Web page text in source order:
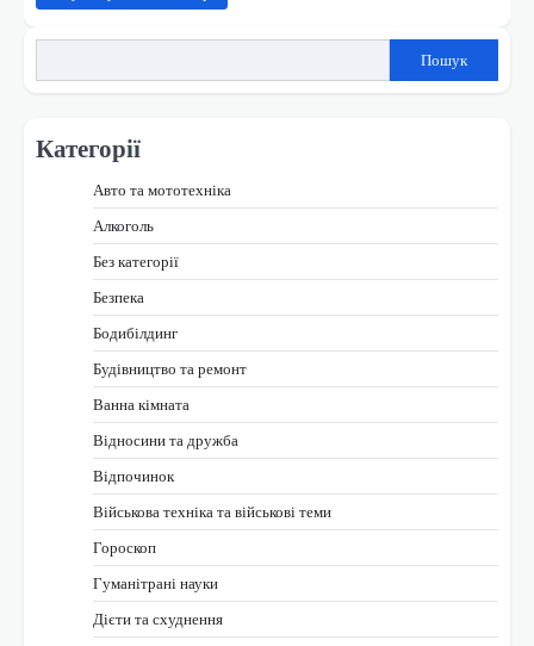
Пошук
Категорії
Авто та мототехніка
Алкоголь
Без категорії
Безпека
Бодибілдинг
Будівництво та ремонт
Ванна кімната
Відносини та дружба
Відпочинок
Військова техніка та військові теми
Гороскоп
Гуманітрані науки
Дієти та схуднення